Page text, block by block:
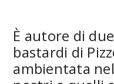
È autore di
bastardi di
ambientata